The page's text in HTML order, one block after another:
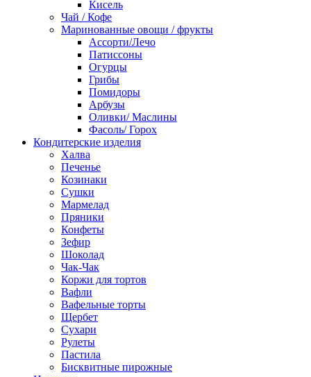
Кисель
Чай / Кофе
Маринованные овощи / фрукты
Ассорти/Лечо
Патиссоны
Огурцы
Грибы
Помидоры
Арбузы
Оливки/ Маслины
Фасоль/ Горох
Кондитерские изделия
Халва
Печенье
Козинаки
Сушки
Мармелад
Пряники
Конфеты
Зефир
Шоколад
Чак-Чак
Коржи для тортов
Вафли
Вафельные торты
Щербет
Сухари
Рулеты
Пастила
Бисквитные пирожные